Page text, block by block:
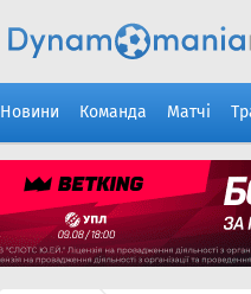
Новини Команда Матчі